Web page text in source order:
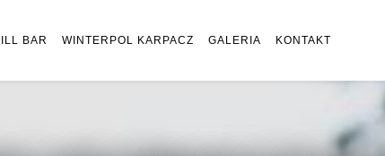
BAR WINTERPOL KARPACZ GALERIA KONTAKT